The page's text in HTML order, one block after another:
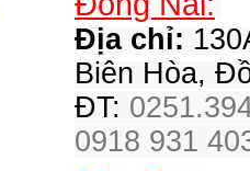
Địa chỉ:
Biên Hòa,
ĐT:
0918 931